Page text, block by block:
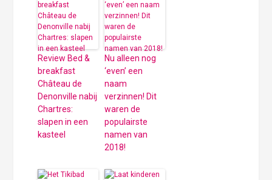
Review Bed &
breakfast
Château de
Denonville nabij
Chartres:
slapen in een
kasteel
Nu alleen nog
‘even’ een
naam
verzinnen! Dit
waren de
populairste
namen van
2018!